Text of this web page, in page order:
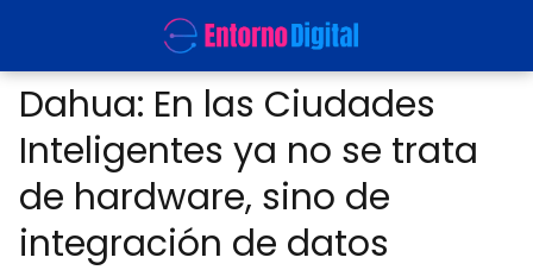
Dahua: En las Ciudades
Inteligentes ya no se trata
de hardware, sino de
integración de datos